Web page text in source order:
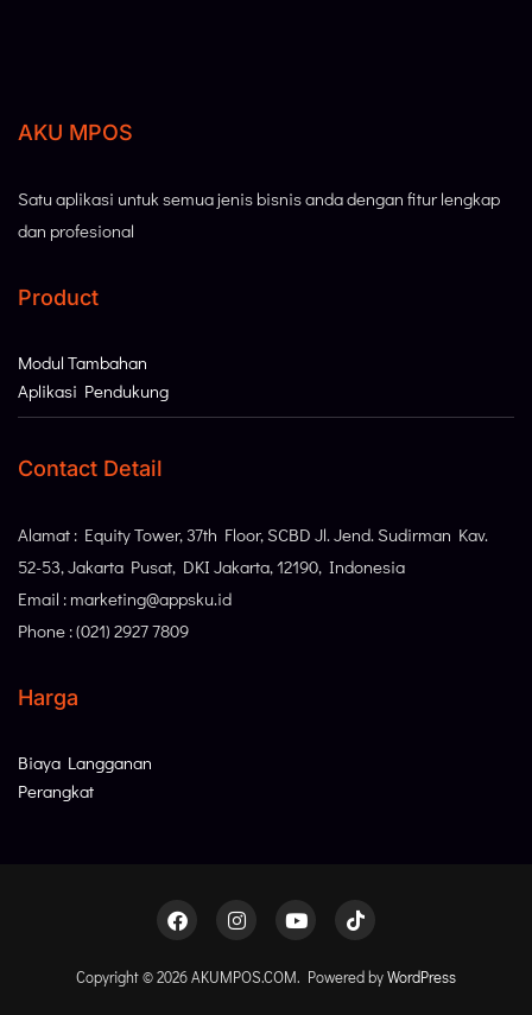
AKU MPOS
Satu aplikasi untuk semua jenis bisnis anda dengan fitur lengkap
dan profesional
Product
Modul Tambahan
Aplikasi Pendukung
Contact Detail
Alamat : Equity Tower, 37th Floor, SCBD Jl. Jend. Sudirman Kav.
52-53, Jakarta Pusat, DKI Jakarta, 12190, Indonesia
Email : marketing@appsku.id
Phone : (021) 2927 7809
Harga
Biaya Langganan
Perangkat
Copyright © 2026 AKUMPOS.COM. Powered byWordPress